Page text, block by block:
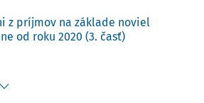
z príjmov na základe noviel
od roku 2020 (3. časť)